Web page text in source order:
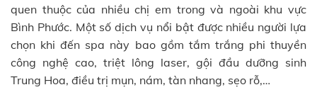
quen thuộc của nhiều chị em trong và ngoài khu vực
Bình Phước. Một số dịch vụ nổi bật được nhiều người lựa
chọn khi đến spa này bao gồm tắm trắng phi thuyền
công nghệ cao, triệt lông laser, gội đầu dưỡng sinh
Trung Hoa, điều trị mụn, nám, tàn nhang, sẹo rỗ,…